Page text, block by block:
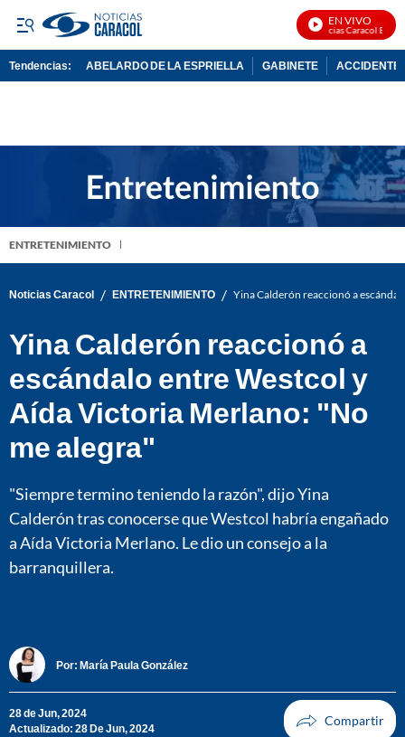
EN VIVO
Noticias Caracol En Vivo
Tendencias: ABELARDO DE LA ESPRIELLA GABINETE ACCIDENTE
ENTRETENIMIENTO
Noticias Caracol / ENTRETENIMIENTO / Yina Calderón reaccionó a
Yina Calderón reaccionó a
escándalo entre Westcol y
Aída Victoria Merlano: "No
me alegra"
"Siempre termino teniendo la razón", dijo Yina
Calderón tras conocerse que Westcol habría engañado
a Aída Victoria Merlano. Le dio un consejo a la
barranquillera.
Por: María Paula González
28 de Jun, 2024
Actualizado: 28 De Jun, 2024